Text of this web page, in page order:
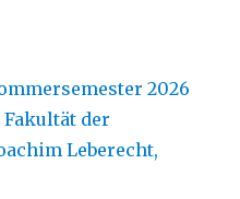
2026
der
Leberecht,